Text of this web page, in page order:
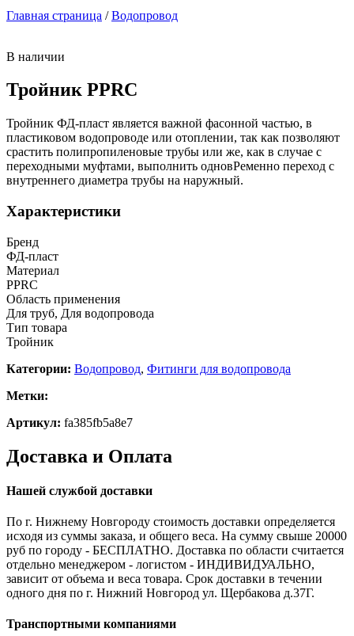
Главная страница /Водопровод
В наличии
Тройник PPRC
Тройник ФД-пласт является важной фасонной частью, в
пластиковом водопроводе или отоплении, так как позволяют
срастить полипропиленовые трубы или же, как в случае с
переходными муфтами, выполнить одновРеменно переход с
внутреннего диаметра трубы на наружный.
Характеристики
Бренд
ФД-пласт
Материал
PPRC
Область применения
Для труб, Для водопровода
Тип товара
Тройник
Категории: Водопровод, Фитинги для водопровода
Метки:
Артикул: fa385fb5a8e7
Доставка и Оплата
Нашей службой доставки
По г. Нижнему Новгороду стоимость доставки определяется
исходя из суммы заказа, и общего веса. На сумму свыше 20000
руб по городу - БЕСПЛАТНО. Доставка по области считается
отдельно менеджером - логистом - ИНДИВИДУАЛЬНО,
зависит от объема и веса товара. Срок доставки в течении
одного дня по г. Нижний Новгород ул. Щербакова д.37Г.
Транспортными компаниями